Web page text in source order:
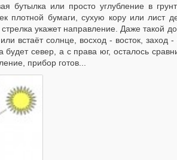
бутылка или просто углубление в
плотной бумаги, сухую кору или лист
укажет направление. Даже такой
встаёт солнце, восход - восток, заход
будет север, а с права юг, осталось
прибор готов...